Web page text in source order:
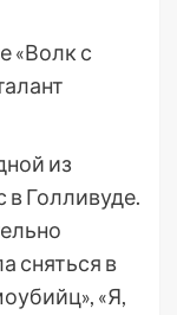
«Волк с
из
Голливуде.
сняться в
«Я,